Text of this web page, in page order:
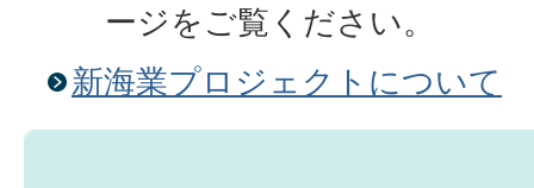
ージをご覧ください。
新海業プロジェクトについて